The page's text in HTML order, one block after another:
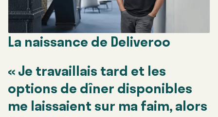
La naissance de Deliveroo
« Je travaillais tard et les
options de dîner disponibles
me laissaient sur ma faim, alors